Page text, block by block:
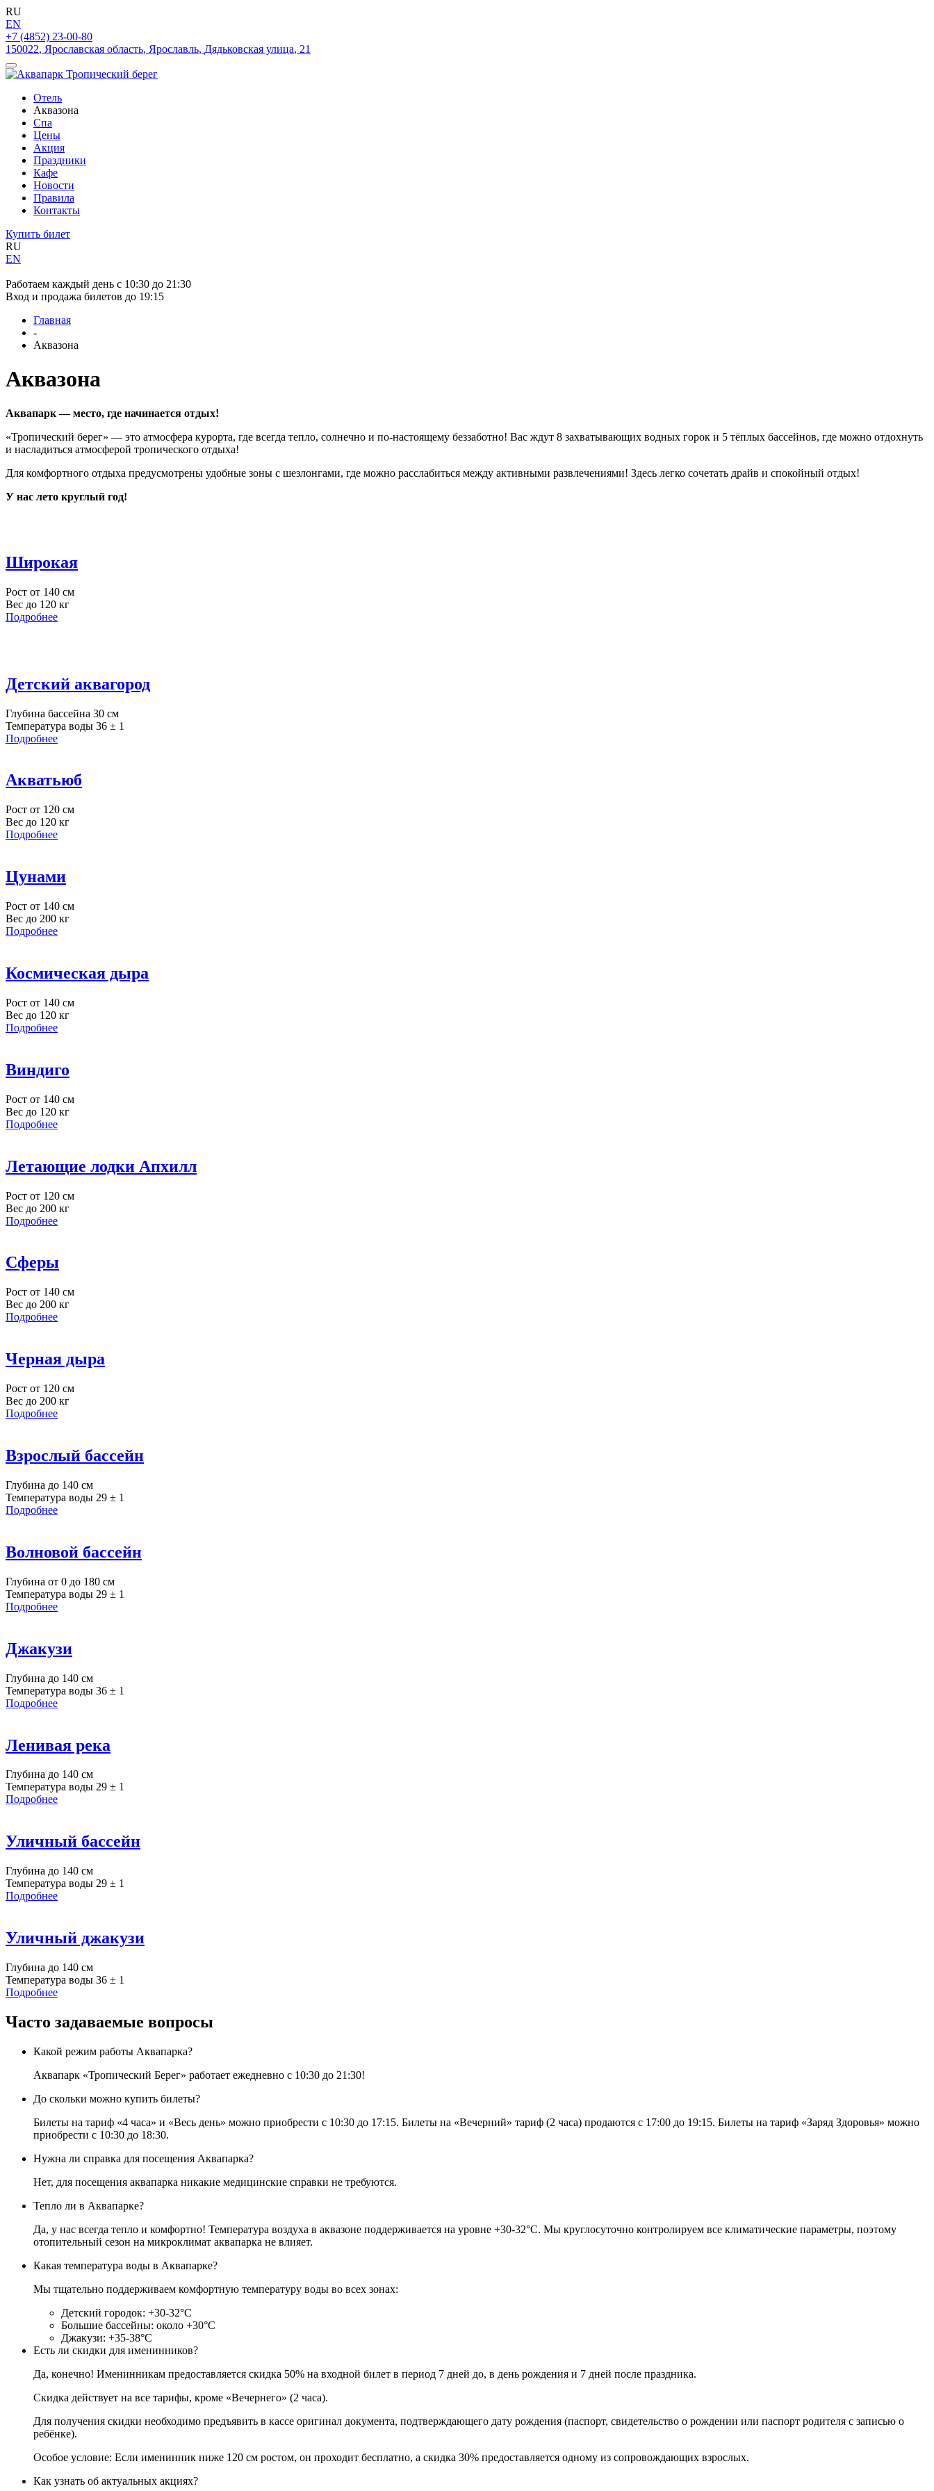
RU
EN
+7 (4852) 23-00-80
150022, Ярославская область, Ярославль, Дядьковская улица, 21
Отель
Аквазона
Спа
Цены
Акция
Праздники
Кафе
Новости
Правила
Контакты
Купить билет
RU
EN
Работаем каждый день с 10:30 до 21:30
Вход и продажа билетов до 19:15
Главная
-
Аквазона
Аквазона
Аквапарк — место, где начинается отдых!
«Тропический берег» — это атмосфера курорта, где всегда тепло, солнечно и по-настоящему беззаботно! Вас ждут 8 захватывающих водных горок и 5 тёплых бассейнов, где можно отдохнуть
и насладиться атмосферой тропического отдыха!
Для комфортного отдыха предусмотрены удобные зоны с шезлонгами, где можно расслабиться между активными развлечениями! Здесь легко сочетать драйв и спокойный отдых!
У нас лето круглый год!
Широкая
Рост от 140 см
Вес до 120 кг
Подробнее
Детский аквагород
Глубина бассейна 30 см
Температура воды 36 ± 1
Подробнее
Акватьюб
Рост от 120 см
Вес до 120 кг
Подробнее
Цунами
Рост от 140 см
Вес до 200 кг
Подробнее
Космическая дыра
Рост от 140 см
Вес до 120 кг
Подробнее
Виндиго
Рост от 140 см
Вес до 120 кг
Подробнее
Летающие лодки Апхилл
Рост от 120 см
Вес до 200 кг
Подробнее
Сферы
Рост от 140 см
Вес до 200 кг
Подробнее
Черная дыра
Рост от 120 см
Вес до 200 кг
Подробнее
Взрослый бассейн
Глубина до 140 см
Температура воды 29 ± 1
Подробнее
Волновой бассейн
Глубина от 0 до 180 см
Температура воды 29 ± 1
Подробнее
Джакузи
Глубина до 140 см
Температура воды 36 ± 1
Подробнее
Ленивая река
Глубина до 140 см
Температура воды 29 ± 1
Подробнее
Уличный бассейн
Глубина до 140 см
Температура воды 29 ± 1
Подробнее
Уличный джакузи
Глубина до 140 см
Температура воды 36 ± 1
Подробнее
Часто задаваемые вопросы
Какой режим работы Аквапарка?
Аквапарк «Тропический Берег» работает ежедневно с 10:30 до 21:30!
До скольки можно купить билеты?
Билеты на тариф «4 часа» и «Весь день» можно приобрести с 10:30 до 17:15. Билеты на «Вечерний» тариф (2 часа) продаются с 17:00 до 19:15. Билеты на тариф «Заряд Здоровья» можно
приобрести с 10:30 до 18:30.
Нужна ли справка для посещения Аквапарка?
Нет, для посещения аквапарка никакие медицинские справки не требуются.
Тепло ли в Аквапарке?
Да, у нас всегда тепло и комфортно! Температура воздуха в аквазоне поддерживается на уровне +30-32°C. Мы круглосуточно контролируем все климатические параметры, поэтому
отопительный сезон на микроклимат аквапарка не влияет.
Какая температура воды в Аквапарке?
Мы тщательно поддерживаем комфортную температуру воды во всех зонах:
Детский городок: +30-32°C
Большие бассейны: около +30°C
Джакузи: +35-38°C
Есть ли скидки для именинников?
Да, конечно! Именинникам предоставляется скидка 50% на входной билет в период 7 дней до, в день рождения и 7 дней после праздника.
Скидка действует на все тарифы, кроме «Вечернего» (2 часа).
Для получения скидки необходимо предъявить в кассе оригинал документа, подтверждающего дату рождения (паспорт, свидетельство о рождении или паспорт родителя с записью о
ребёнке).
Особое условие: Если именинник ниже 120 см ростом, он проходит бесплатно, а скидка 30% предоставляется одному из сопровождающих взрослых.
Как узнать об актуальных акциях?